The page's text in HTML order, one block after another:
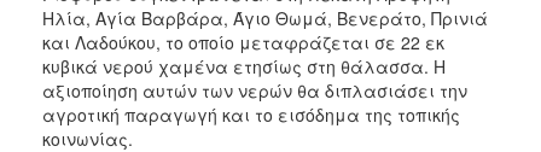
Ηλία, Αγία Βαρβάρα, Άγιο Θωμά, Βενεράτο, Πρινιά
και Λαδούκου, το οποίο μεταφράζεται σε 22 εκ
κυβικά νερού χαμένα ετησίως στη θάλασσα. Η
αξιοποίηση αυτών των νερών θα διπλασιάσει την
αγροτική παραγωγή και το εισόδημα της τοπικής
κοινωνίας.